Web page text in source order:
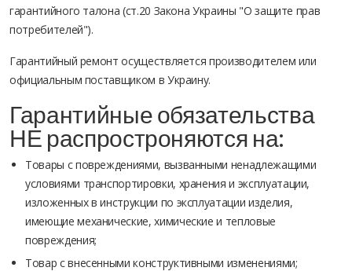
гарантийного талона (ст.20 Закона Украины "О защите прав
потребителей").
Гарантийный ремонт осуществляется производителем или
официальным поставщиком в Украину.
Гарантийные обязательства
НЕ распростроняются на:
Товары с повреждениями, вызванными ненадлежащими
условиями транспортировки, хранения и эксплуатации,
изложенных в инструкции по эксплуатации изделия,
имеющие механические, химические и тепловые
повреждения;
Товар с внесенными конструктивными изменениями;